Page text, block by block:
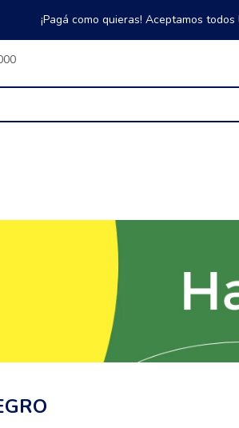
¡Pagá como quieras! Aceptamos